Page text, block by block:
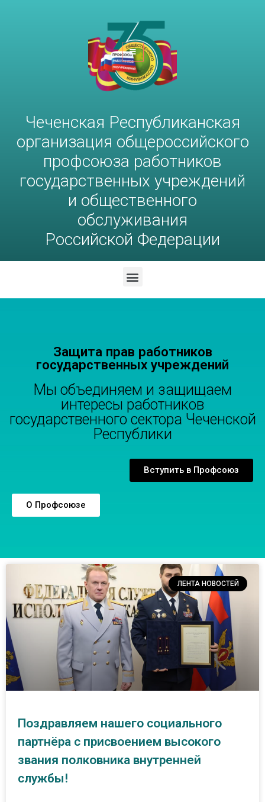
Чеченская Республиканская
организация общероссийского
профсоюза работников
госучреждений и общественного
Чеченская Республиканская
организация общероссийского
профсоюза работников
государственных учреждений
и общественного
обслуживания
Российской Федерации
Защита прав работников
государственных учреждений
Мы объединяем и защищаем
интересы работников
государственного сектора Чеченской
Республики
Вступить в Профсоюз
О Профсоюзе
ЛЕНТА НОВОСТЕЙ
Поздравляем нашего социального
партнёра с присвоением высокого
звания полковника внутренней
службы!